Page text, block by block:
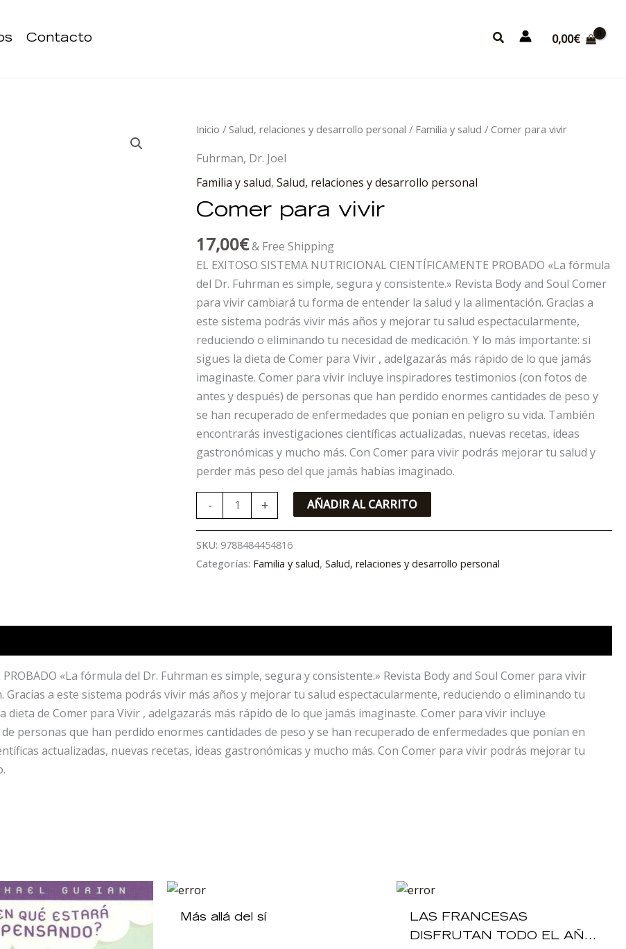
Contacto Buscar 0,00€
Inicio / Salud, relaciones y desarrollo personal / Familia y salud / Comer para vivir
Fuhrman, Dr. Joel
Familia y salud,Salud, relaciones y desarrollo personal
Comer para vivir
17,00€& Free Shipping
EL EXITOSO SISTEMA NUTRICIONAL CIENTÍFICAMENTE PROBADO «La fórmula
del Dr. Fuhrman es simple, segura y consistente.» Revista Body and Soul Comer
para vivir cambiará tu forma de entender la salud y la alimentación. Gracias a
este sistema podrás vivir más años y mejorar tu salud espectacularmente,
reduciendo o eliminando tu necesidad de medicación. Y lo más importante: si
sigues la dieta de Comer para Vivir , adelgazarás más rápido de lo que jamás
imaginaste. Comer para vivir incluye inspiradores testimonios (con fotos de
antes y después) de personas que han perdido enormes cantidades de peso y
se han recuperado de enfermedades que ponían en peligro su vida. También
encontrarás investigaciones científicas actualizadas, nuevas recetas, ideas
gastronómicas y mucho más. Con Comer para vivir podrás mejorar tu salud y
perder más peso del que jamás habías imaginado.
-
Comer
vivir
cantidad
+ AÑADIR AL CARRITO
SKU: 9788484454816
Categorías: Familia y salud,Salud, relaciones y desarrollo personal
PROBADO «La fórmula del Dr. Fuhrman es simple, segura y consistente.» Revista Body and Soul Comer para vivir
a este sistema podrás vivir más años y mejorar tu salud espectacularmente, reduciendo o eliminando tu
de Comer para Vivir , adelgazarás más rápido de lo que jamás imaginaste. Comer para vivir incluye
personas que han perdido enormes cantidades de peso y se han recuperado de enfermedades que ponían en
actualizadas, nuevas recetas, ideas gastronómicas y mucho más. Con Comer para vivir podrás mejorar tu
Más allá del sí
LAS FRANCESAS
DISFRUTAN TODO EL AÑO